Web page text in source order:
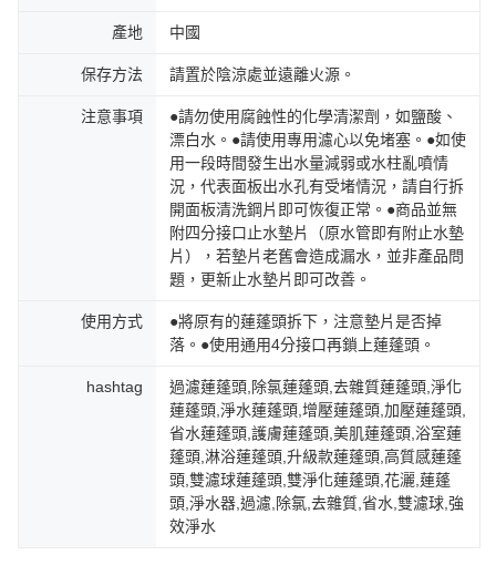
產地 中國
保存方法 請置於陰涼處並遠離火源。
注意事項
●請勿使用腐蝕性的化學清潔劑，如鹽酸、
漂白水。●請使用專用濾心以免堵塞。●如使
用一段時間發生出水量減弱或水柱亂噴情
況，代表面板出水孔有受堵情況，請自行拆
開面板清洗鋼片即可恢復正常。●商品並無
附四分接口止水墊片（原水管即有附止水墊
片），若墊片老舊會造成漏水，並非產品問
題，更新止水墊片即可改善。
使用方式
●將原有的蓮蓬頭拆下，注意墊片是否掉
落。●使用通用4分接口再鎖上蓮蓬頭。
hashtag
過濾蓮蓬頭,除氯蓮蓬頭,去雜質蓮蓬頭,淨化
蓮蓬頭,淨水蓮蓬頭,增壓蓮蓬頭,加壓蓮蓬頭,
省水蓮蓬頭,護膚蓮蓬頭,美肌蓮蓬頭,浴室蓮
蓬頭,淋浴蓮蓬頭,升級款蓮蓬頭,高質感蓮蓬
頭,雙濾球蓮蓬頭,雙淨化蓮蓬頭,花灑,蓮蓬
頭,淨水器,過濾,除氯,去雜質,省水,雙濾球,強
效淨水